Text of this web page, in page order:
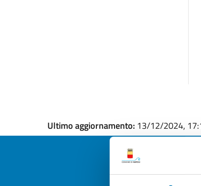
Ultimo aggiornamento: 13/12/2024,